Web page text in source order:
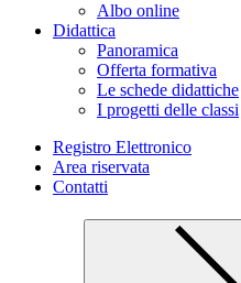
Albo online
Didattica
Panoramica
Offerta formativa
Le schede didattiche
I progetti delle classi
Registro Elettronico
Area riservata
Contatti